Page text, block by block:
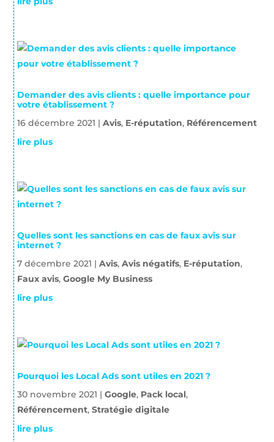
Demander des avis clients : quelle importance pour
votre établissement ?
16 décembre 2021 | Avis, E-réputation, Référencement
lire plus
Quelles sont les sanctions en cas de faux avis sur
internet ?
7 décembre 2021 | Avis, Avis négatifs, E-réputation,
Faux avis, Google My Business
lire plus
Pourquoi les Local Ads sont utiles en 2021 ?
30 novembre 2021 | Google, Pack local,
Référencement, Stratégie digitale
lire plus